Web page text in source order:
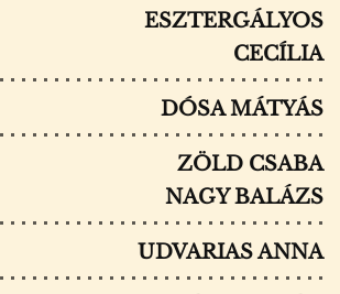
ESZTERGÁLYOS
CECÍLIA
DÓSA MÁTYÁS
ZÖLD CSABA
NAGY BALÁZS
UDVARIAS ANNA